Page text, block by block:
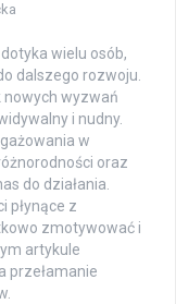
wielu osób,
dalszego rozwoju.
nowych wyzwań
i nudny.
w
oraz
do działania.
płynące z
zmotywować i
artykule
przełamanie